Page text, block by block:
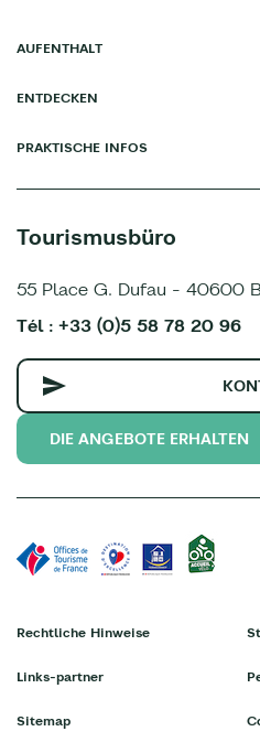
AUFENTHALT
ENTDECKEN
PRAKTISCHE INFOS
Tourismusbüro
55 Place G. Dufau - 40600
Tél : +33 (0)5 58 78 20 96
DIE ANGEBOTE ERHALTEN
Rechtliche Hinweise
Links-partner
Sitemap